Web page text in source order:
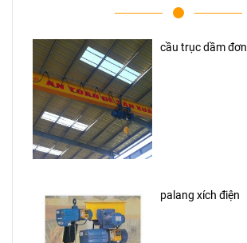
cầu trục dầm đơn
palang xích điện